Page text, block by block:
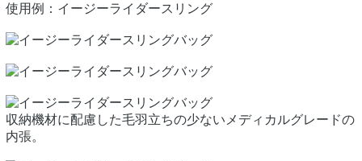
使用例：イージーライダースリング
収納機材に配慮した毛羽立ちの少ないメディカルグレードの
内張。